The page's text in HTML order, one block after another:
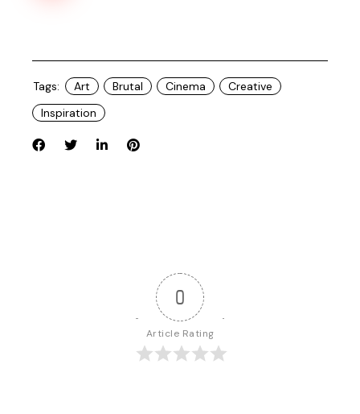
Tags: Art Brutal Cinema
Creative
Inspiration
0
Article Rating